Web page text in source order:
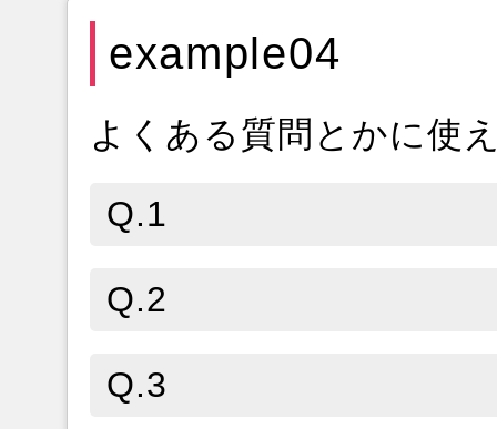
example04
よくある質問とかに使
Q.1
Q.2
Q.3